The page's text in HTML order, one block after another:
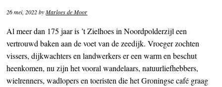
26 mei, 2022byMarloes de Moor
Al meer dan 175 jaar is ’t Zielhoes in Noordpolderzijl een
vertrouwd baken aan de voet van de zeedijk. Vroeger zochten
vissers, dijkwachters en landwerkers er een warm en beschut
heenkomen, nu zijn het vooral wandelaars, natuurliefhebbers,
wielrenners, wadlopers en toeristen die het Groningse café graag